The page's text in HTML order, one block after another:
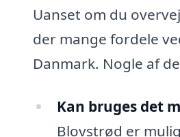
Uanset om du
der mange fordele
Danmark. Nogle af
Kan bruges det
Blovstrød er